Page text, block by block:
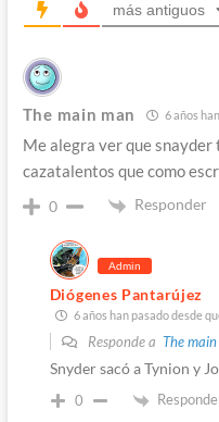
más antiguos
The main man 6 años
Me alegra ver que snayder
cazatalentos que como
0 Responder
Admin
Diógenes Pantarújez
6 años han pasado desde
Responde a The
Snyder sacó a Tynion y
0